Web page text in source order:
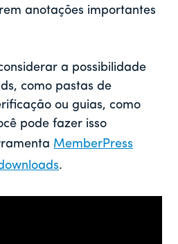
anotações importantes
a possibilidade
como pastas de
ou guias, como
pode fazer isso
MemberPress
.